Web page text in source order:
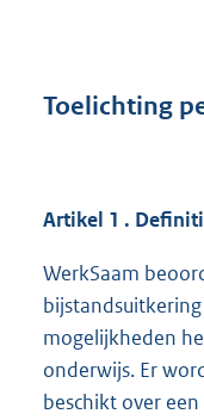
Toelichting
Artikel 1 .
WerkSaam
mogelijkheden
onderwijs. Er
beschikt over